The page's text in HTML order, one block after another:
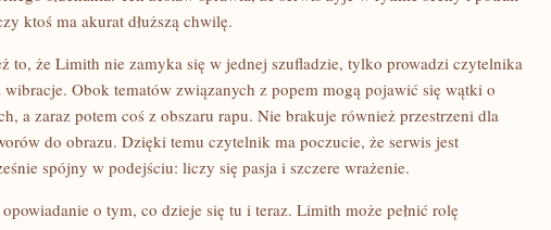
ktoś ma akurat dłuższą chwilę.
to, że Limith nie zamyka się w jednej szufladzie, tylko prowadzi czytelnika
Obok tematów związanych z popem mogą pojawić się wątki o
a zaraz potem coś z obszaru rapu. Nie brakuje również przestrzeni dla
do obrazu. Dzięki temu czytelnik ma poczucie, że serwis jest
spójny w podejściu: liczy się pasja i szczere wrażenie.
o tym, co dzieje się tu i teraz. Limith może pełnić rolę